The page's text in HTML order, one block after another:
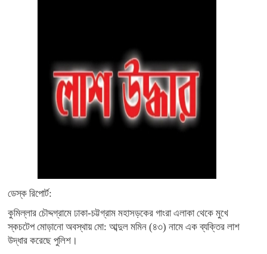
ডেস্ক রিপোর্ট:
কুমিল্লার চৌদ্দগ্রামে ঢাকা-চট্টগ্রাম মহাসড়কের গাংরা এলাকা থেকে মুখে
স্কচটেপ মোড়ানো অবস্থায় মো: আব্দুল মমিন (৪৩) নামে এক ব্যক্তির লাশ
উদ্ধার করেছে পুলিশ।